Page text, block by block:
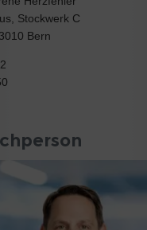
Stockwerk C
Bern